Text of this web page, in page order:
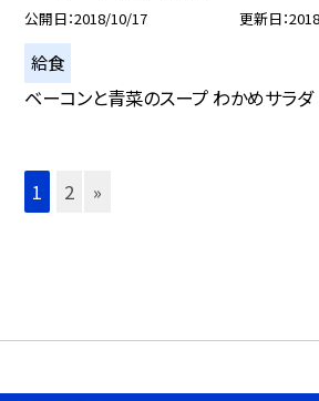
公開日 2018/10/17 更新日
給食
ベーコンと青菜のスープ わかめサラ
1 2 »